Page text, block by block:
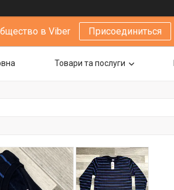
в Viber Присоединиться
Товари та послуги